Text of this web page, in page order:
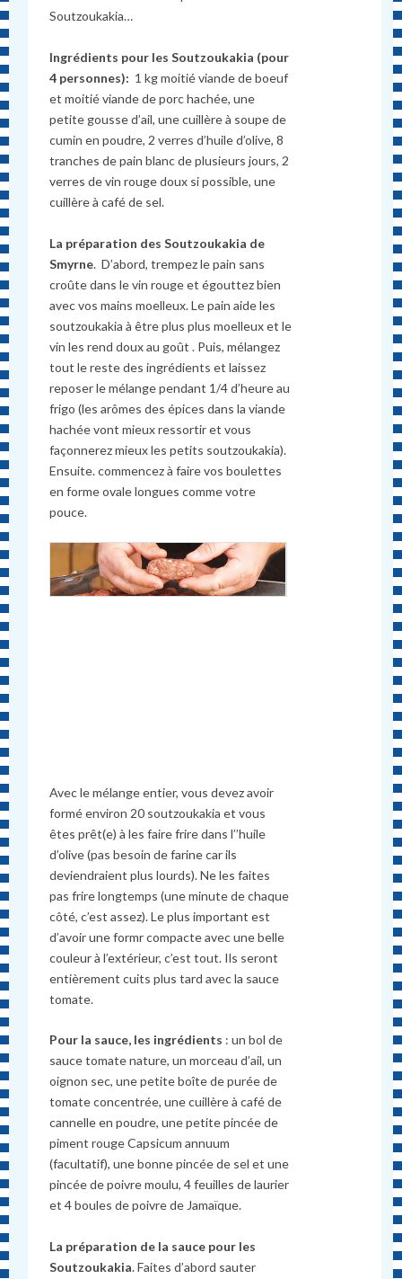
Soutzoukakia…
Ingrédients pour les Soutzoukakia (pour
4 personnes): 1 kg moitié viande de boeuf
et moitié viande de porc hachée, une
petite gousse d’ail, une cuillère à soupe de
cumin en poudre, 2 verres d’huile d’olive, 8
tranches de pain blanc de plusieurs jours, 2
verres de vin rouge doux si possible, une
cuillère à café de sel.
La préparation des Soutzoukakia de
Smyrne. D’abord, trempez le pain sans
croûte dans le vin rouge et égouttez bien
avec vos mains moelleux. Le pain aide les
soutzoukakia à être plus plus moelleux et le
vin les rend doux au goût . Puis, mélangez
tout le reste des ingrédients et laissez
reposer le mélange pendant 1/4 d’heure au
frigo (les arômes des épices dans la viande
hachée vont mieux ressortir et vous
façonnerez mieux les petits soutzoukakia).
Ensuite. commencez à faire vos boulettes
en forme ovale longues comme votre
pouce.
Avec le mélange entier, vous devez avoir
formé environ 20 soutzoukakia et vous
êtes prêt(e) à les faire frire dans l’’huile
d’olive (pas besoin de farine car ils
deviendraient plus lourds). Ne les faites
pas frire longtemps (une minute de chaque
côté, c’est assez). Le plus important est
d’avoir une formr compacte avec une belle
couleur à l’extérieur, c’est tout. Ils seront
entièrement cuits plus tard avec la sauce
tomate.
Pour la sauce, les ingrédients : un bol de
sauce tomate nature, un morceau d’ail, un
oignon sec, une petite boîte de purée de
tomate concentrée, une cuillère à café de
cannelle en poudre, une petite pincée de
piment rouge Capsicum annuum
(facultatif), une bonne pincée de sel et une
pincée de poivre moulu, 4 feuilles de laurier
et 4 boules de poivre de Jamaïque.
La préparation de la sauce pour les
Soutzoukakia. Faites d’abord sauter